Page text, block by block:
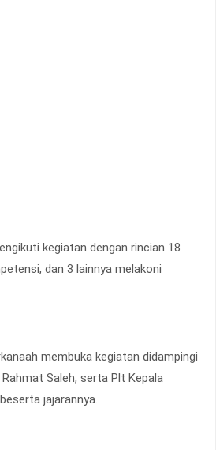
kegiatan dengan rincian 18
dan 3 lainnya melakoni
membuka kegiatan didampingi
Saleh, serta Plt Kepala
jajarannya.